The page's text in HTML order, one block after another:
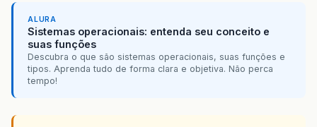
ALURA
Sistemas operacionais: entenda seu conceito e
suas funções
Descubra o que são sistemas operacionais, suas funções e
tipos. Aprenda tudo de forma clara e objetiva. Não perca
tempo!